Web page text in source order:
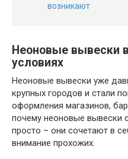
возникают
Неоновые вывески
условиях
Неоновые вывески уже
крупных городов и стали
оформления магазинов,
почему неоновые вывески
просто – они сочетают в
внимание прохожих.